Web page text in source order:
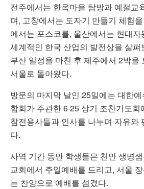
전주에서는 한옥마을 탐방과 예절교
며, 고창에서는 도자기 만들기 체험
에서는 포스코를, 울산에서는 현대
세계적인 한국 산업의 발전상을 살
부산 일정을 마친 후 제주에서 2박을
서울로 돌아왔다.
방문의 마지막 날인 25일에는 대한
합회가 주관한 6·25 상기 조찬기도
참전용사들과 인사를 나누며 자유와
다.
사역 기간 동안 학생들은 천안 생명
교회에서 주일예배를 드리고, 서울
는 찬양으로 예배를 섬겼다.